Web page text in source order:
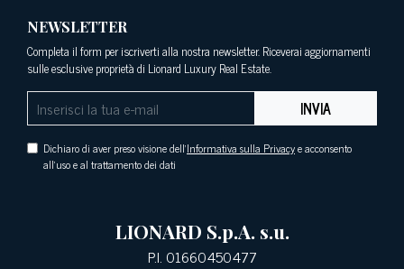
NEWSLETTER
Completa il form per iscriverti alla nostra newsletter. Riceverai aggiornamenti
sulle esclusive proprietà di Lionard Luxury Real Estate.
INVIA
Dichiaro di aver preso visione dell'Informativa sulla Privacye acconsento
all'uso e al trattamento dei dati
LIONARD S.p.A. s.u.
P.I. 01660450477